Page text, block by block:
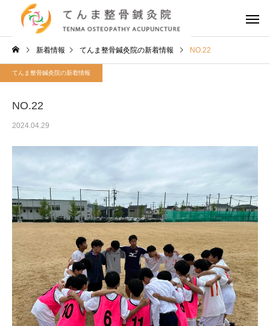
新着情報 てんま整骨鍼灸院の新着情報 NO.22
てんま整骨鍼灸院の新着情報
NO.22
2024.04.29